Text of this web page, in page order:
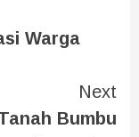
Warga
Next
Bumbu